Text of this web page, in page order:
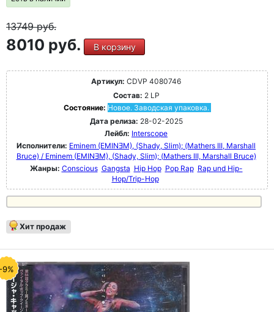
13749руб.
8010 руб. В корзину
Артикул: CDVP 4080746
Состав: 2 LP
Состояние: Новое. Заводская упаковка.
Дата релиза: 28-02-2025
Лейбл: Interscope
Исполнители: Eminem (EMINƎM), (Shady, Slim); (Mathers III, Marshall
Bruce) / Eminem (EMINƎM), (Shady, Slim); (Mathers III, Marshall Bruce)
Жанры: Conscious Gangsta Hip Hop Pop Rap Rap und Hip-
Hop/Trip-Hop
Хит продаж
9%